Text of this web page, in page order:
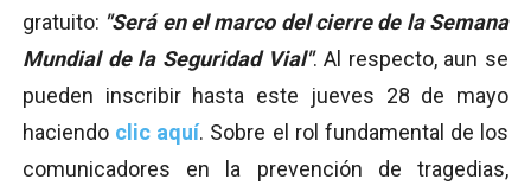
gratuito: "Será en el marco del cierre de la Semana
Mundial de la Seguridad Vial". Al respecto, aun se
pueden inscribir hasta este jueves 28 de mayo
haciendo clic aquí. Sobre el rol fundamental de los
comunicadores en la prevención de tragedias,